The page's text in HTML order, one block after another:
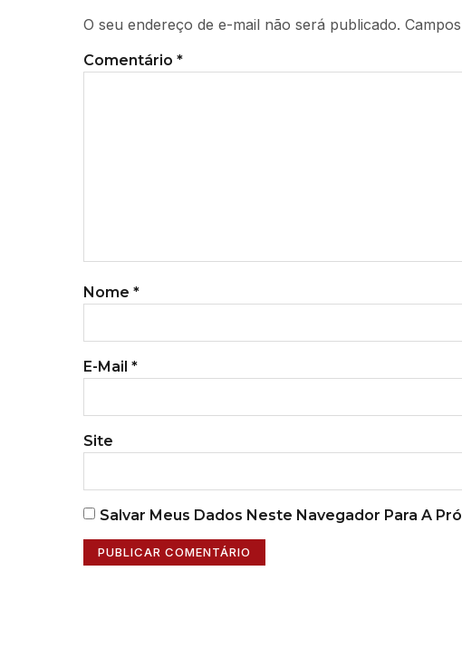
O seu endereço de e-mail não será publicado.
Comentário *
Nome *
E-Mail *
Site
Salvar Meus Dados Neste Navegador Para A